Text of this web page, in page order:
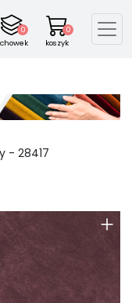
0
0
koszyk
- 28417
+